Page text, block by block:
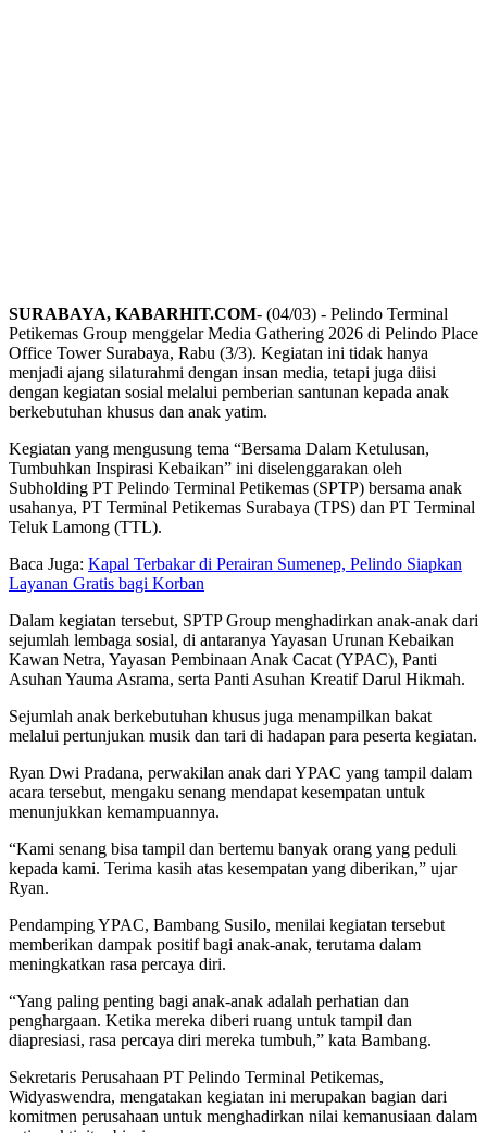
SURABAYA, KABARHIT.COM- (04/03) - Pelindo Terminal
Petikemas Group menggelar Media Gathering 2026 di Pelindo Place
Office Tower Surabaya, Rabu (3/3). Kegiatan ini tidak hanya
menjadi ajang silaturahmi dengan insan media, tetapi juga diisi
dengan kegiatan sosial melalui pemberian santunan kepada anak
berkebutuhan khusus dan anak yatim.
Kegiatan yang mengusung tema “Bersama Dalam Ketulusan,
Tumbuhkan Inspirasi Kebaikan” ini diselenggarakan oleh
Subholding PT Pelindo Terminal Petikemas (SPTP) bersama anak
usahanya, PT Terminal Petikemas Surabaya (TPS) dan PT Terminal
Teluk Lamong (TTL).
Baca Juga: Kapal Terbakar di Perairan Sumenep, Pelindo Siapkan
Layanan Gratis bagi Korban
Dalam kegiatan tersebut, SPTP Group menghadirkan anak-anak dari
sejumlah lembaga sosial, di antaranya Yayasan Urunan Kebaikan
Kawan Netra, Yayasan Pembinaan Anak Cacat (YPAC), Panti
Asuhan Yauma Asrama, serta Panti Asuhan Kreatif Darul Hikmah.
Sejumlah anak berkebutuhan khusus juga menampilkan bakat
melalui pertunjukan musik dan tari di hadapan para peserta kegiatan.
Ryan Dwi Pradana, perwakilan anak dari YPAC yang tampil dalam
acara tersebut, mengaku senang mendapat kesempatan untuk
menunjukkan kemampuannya.
“Kami senang bisa tampil dan bertemu banyak orang yang peduli
kepada kami. Terima kasih atas kesempatan yang diberikan,” ujar
Ryan.
Pendamping YPAC, Bambang Susilo, menilai kegiatan tersebut
memberikan dampak positif bagi anak-anak, terutama dalam
meningkatkan rasa percaya diri.
“Yang paling penting bagi anak-anak adalah perhatian dan
penghargaan. Ketika mereka diberi ruang untuk tampil dan
diapresiasi, rasa percaya diri mereka tumbuh,” kata Bambang.
Sekretaris Perusahaan PT Pelindo Terminal Petikemas,
Widyaswendra, mengatakan kegiatan ini merupakan bagian dari
komitmen perusahaan untuk menghadirkan nilai kemanusiaan dalam